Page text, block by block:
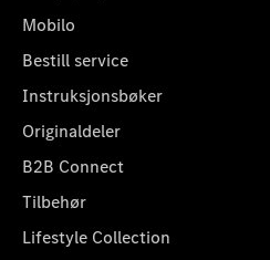
Mobilo
Bestill service
Instruksjonsbøker
Originaldeler
B2B Connect
Tilbehør
Lifestyle Collection